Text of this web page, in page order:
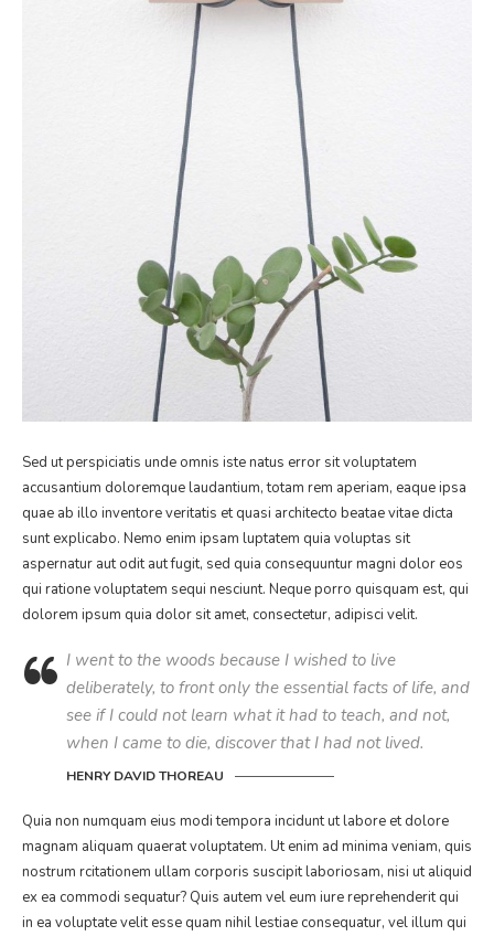
Sed ut perspiciatis unde omnis iste natus error sit voluptatem
accusantium doloremque laudantium, totam rem aperiam, eaque ipsa
quae ab illo inventore veritatis et quasi architecto beatae vitae dicta
sunt explicabo. Nemo enim ipsam luptatem quia voluptas sit
aspernatur aut odit aut fugit, sed quia consequuntur magni dolor eos
qui ratione voluptatem sequi nesciunt. Neque porro quisquam est, qui
dolorem ipsum quia dolor sit amet, consectetur, adipisci velit.
I went to the woods because I wished to live
deliberately, to front only the essential facts of life, and
see if I could not learn what it had to teach, and not,
when I came to die, discover that I had not lived.
HENRY DAVID THOREAU
Quia non numquam eius modi tempora incidunt ut labore et dolore
magnam aliquam quaerat voluptatem. Ut enim ad minima veniam, quis
nostrum rcitationem ullam corporis suscipit laboriosam, nisi ut aliquid
ex ea commodi sequatur? Quis autem vel eum iure reprehenderit qui
in ea voluptate velit esse quam nihil lestiae consequatur, vel illum qui